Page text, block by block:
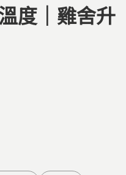
度｜雞舍升